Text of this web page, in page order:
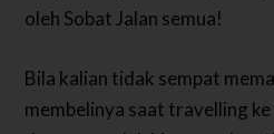
oleh Sobat Jalan semua!
Bila kalian tidak sempat
membelinya saat travelling